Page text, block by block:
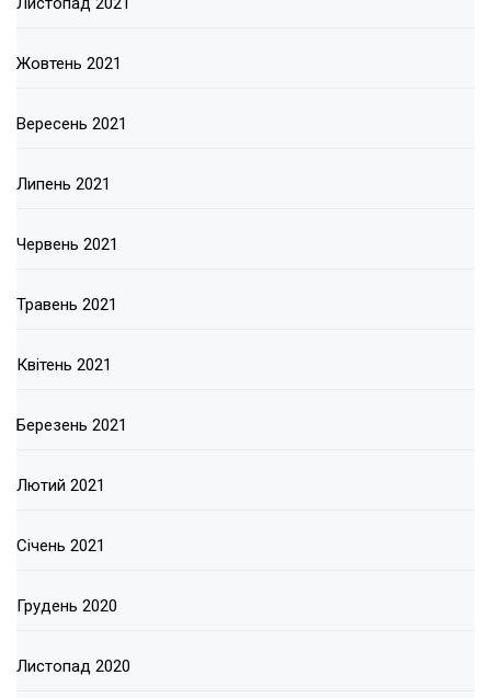
Жовтень 2021
Вересень 2021
Липень 2021
Червень 2021
Травень 2021
Квітень 2021
Березень 2021
Лютий 2021
Січень 2021
Грудень 2020
Листопад 2020